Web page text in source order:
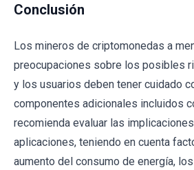
Conclusión
Los mineros de criptomonedas a
preocupaciones sobre los posibles
y los usuarios deben tener cuidado
componentes adicionales incluidos
recomienda evaluar las
aplicaciones, teniendo en cuenta
aumento del consumo de energía,